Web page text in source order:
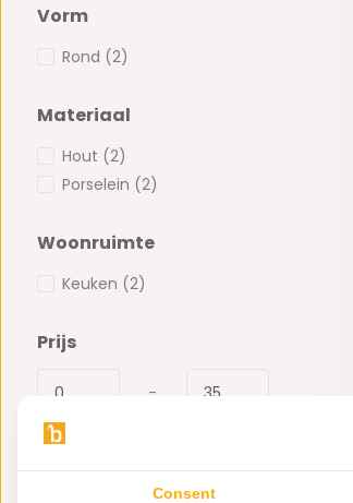
Vorm
Rond (2)
Materiaal
Hout (2)
Porselein (2)
Woonruimte
Keuken (2)
Prijs
-
Consent